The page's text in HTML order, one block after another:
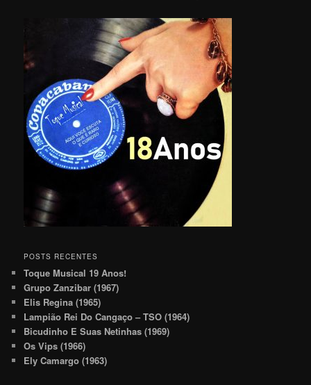
POSTS RECENTES
Toque Musical 19 Anos!
Grupo Zanzibar (1967)
Elis Regina (1965)
Lampião Rei Do Cangaço – TSO (1964)
Bicudinho E Suas Netinhas (1969)
Os Vips (1966)
Ely Camargo (1963)